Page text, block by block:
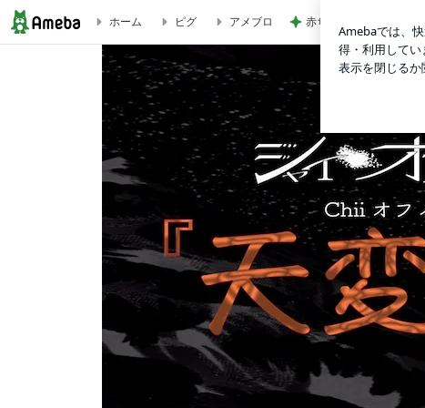
ツアー『ホームシック』START！！ | 天変地異
ホーム ピグ アメブロ 赤ちゃんおせんべいをく